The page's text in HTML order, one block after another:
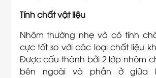
Tính chất vật liệu
Nhôm thường nhẹ và có tính
cực tốt so với các loại chất liệu
Được cấu thành bởi 2 lớp nhôm
bên ngoài và phần ở giữa